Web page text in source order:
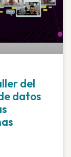
del
datos